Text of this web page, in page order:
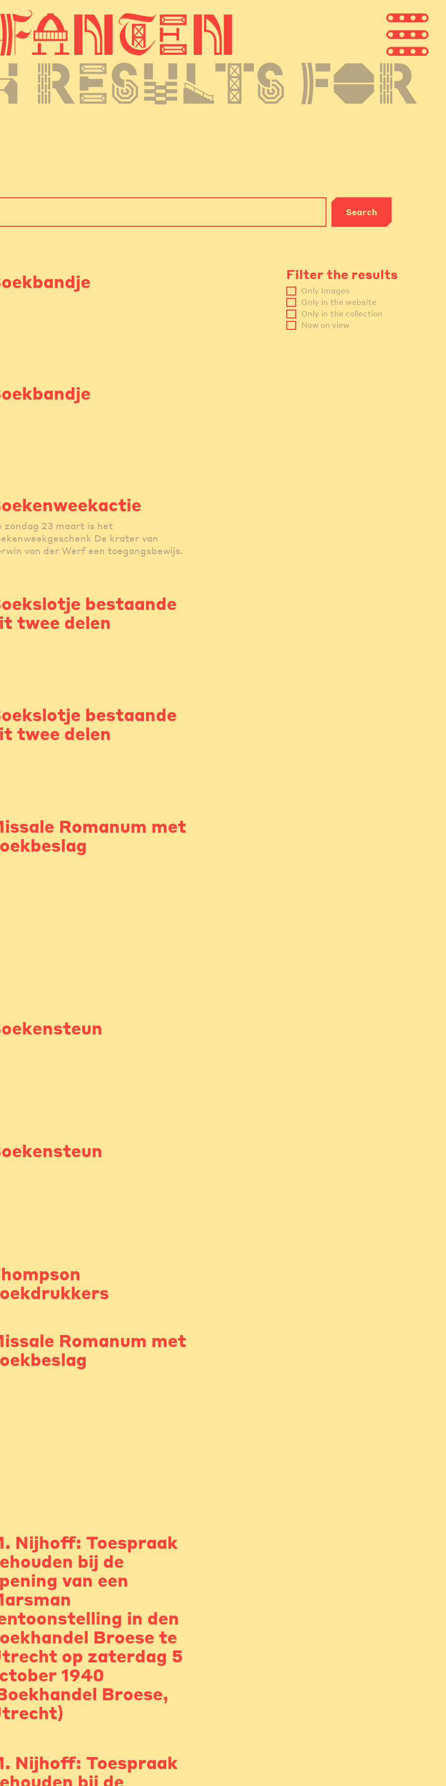
anten
results for
Search
Filter the results
Only Images
Only in the website
Only in the collection
Now on view
zondag 23 maart is het
De krater van
van der Werf een toegangsbewijs.
bestaande
twee delen
bestaande
twee delen
Romanum met
Romanum met
Nijhoff: Toespraak
bij de
van een
in den
Broese te
op zaterdag 5
1940
Broese,
Nijhoff: Toespraak
bij de